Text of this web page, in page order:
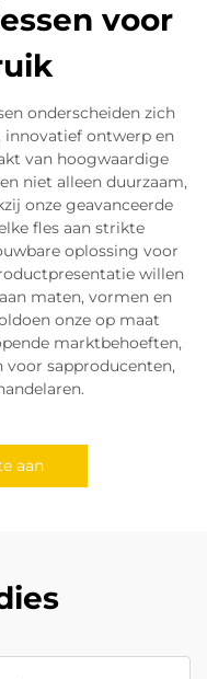
voor
onderscheiden zich
ontwerp en
van hoogwaardige
niet alleen duurzaam,
onze geavanceerde
fles aan strikte
oplossing voor
willen
maten, vormen en
onze op maat
marktbehoeften,
voor sapproducenten,
aan